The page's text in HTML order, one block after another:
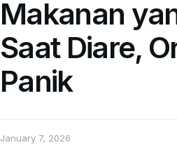
Makanan
Saat Diare,
Panik
January 7, 2026